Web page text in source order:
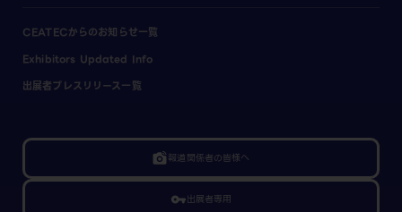
CEATECからのお知らせ一覧
Exhibitors Updated Info
出展者プレスリリース一覧
linked_camera報道関係者の皆様へ
vpn_key出展者専用